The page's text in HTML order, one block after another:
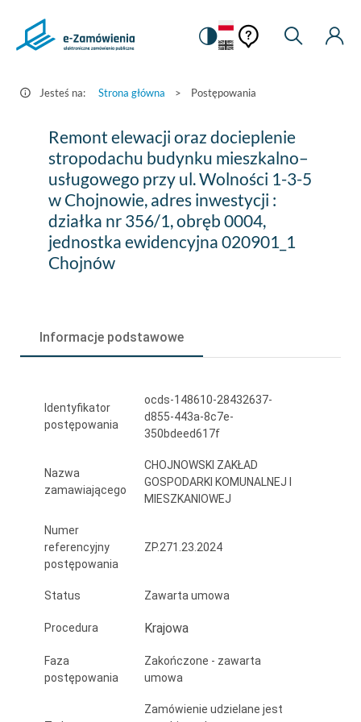
Postępowania
Zamówienia.gov.pl
Zmiana
na
kontrastową
Pomoc
kontekstowa
Pomoc
Moje
Jesteś na: Strona główna > Postępowania
Remont
elewacji
oraz
docieplenie
stropodachu
budynku
przy
Wolności
Chojnowie,
adres
inwestycji
działka
Remont elewacji oraz docieplenie
stropodachu budynku mieszkalno–
usługowego przy ul. Wolności 1-3-5
w Chojnowie, adres inwestycji :
działka nr 356/1, obręb 0004,
jednostka ewidencyjna 020901_1
Chojnów
Informacje podstawowe
Identyfikator
postępowania
ocds-148610-28432637-
d855-443a-8c7e-
350bdeed617f
Nazwa
zamawiającego
CHOJNOWSKI ZAKŁAD
GOSPODARKI KOMUNALNEJ I
MIESZKANIOWEJ
Numer
referencyjny
postępowania
ZP.271.23.2024
Status Zawarta umowa
Procedura Krajowa
Faza
postępowania
Zakończone - zawarta
umowa
Zamówienie udzielane jest